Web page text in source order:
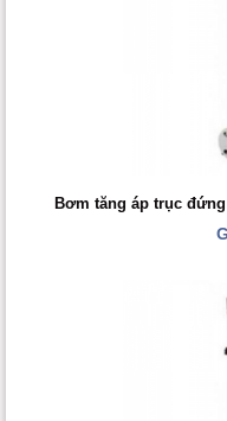
Bơm tăng áp trục đứng